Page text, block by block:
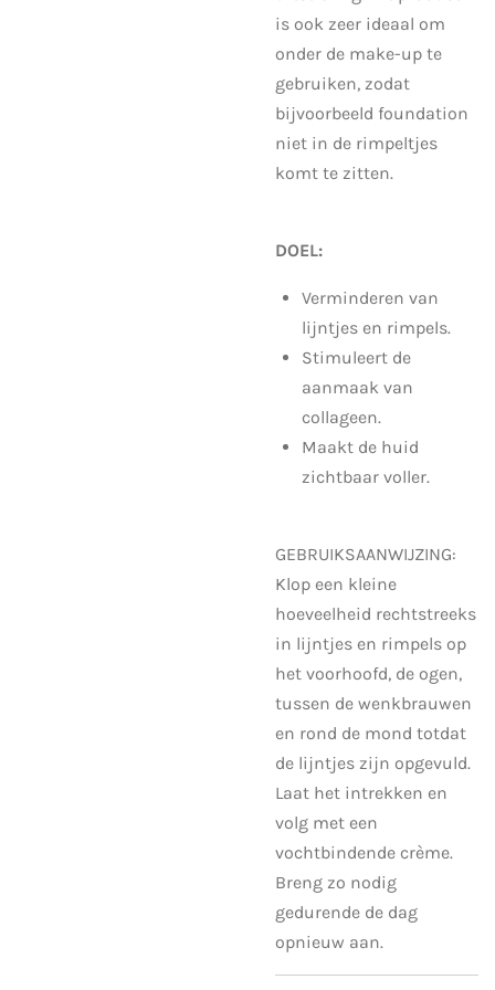
is ook zeer ideaal om
onder de make-up te
gebruiken, zodat
bijvoorbeeld foundation
niet in de rimpeltjes
komt te zitten.
DOEL:
Verminderen van
lijntjes en rimpels.
Stimuleert de
aanmaak van
collageen.
Maakt de huid
zichtbaar voller.
GEBRUIKSAANWIJZING:
Klop een kleine
hoeveelheid rechtstreeks
in lijntjes en rimpels op
het voorhoofd, de ogen,
tussen de wenkbrauwen
en rond de mond totdat
de lijntjes zijn opgevuld.
Laat het intrekken en
volg met een
vochtbindende crème.
Breng zo nodig
gedurende de dag
opnieuw aan.